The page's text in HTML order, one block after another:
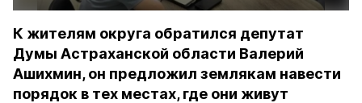
К жителям округа обратился депутат
Думы Астраханской области Валерий
Ашихмин, он предложил землякам навести
порядок в тех местах, где они живут